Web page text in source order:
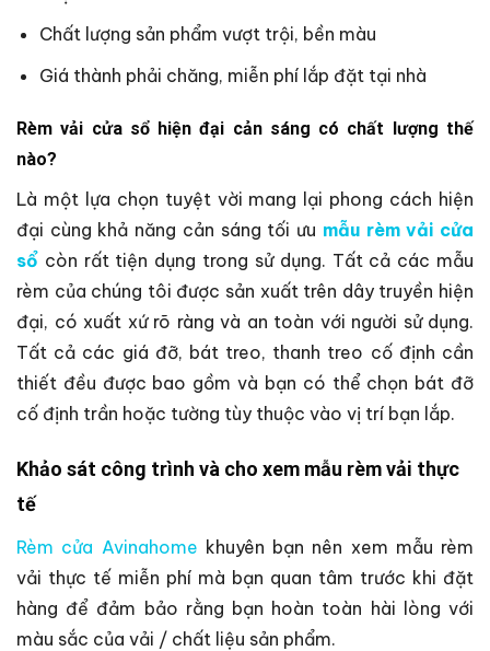
Chất lượng sản phẩm vượt trội, bền màu
Giá thành phải chăng, miễn phí lắp đặt tại nhà
Rèm vải cửa sổ hiện đại cản sáng có chất lượng thế
nào?
Là một lựa chọn tuyệt vời mang lại phong cách hiện
đại cùng khả năng cản sáng tối ưu mẫu rèm vải cửa
sổ còn rất tiện dụng trong sử dụng. Tất cả các mẫu
rèm của chúng tôi được sản xuất trên dây truyền hiện
đại, có xuất xứ rõ ràng và an toàn với người sử dụng.
Tất cả các giá đỡ, bát treo, thanh treo cố định cần
thiết đều được bao gồm và bạn có thể chọn bát đỡ
cố định trần hoặc tường tùy thuộc vào vị trí bạn lắp.
Khảo sát công trình và cho xem mẫu rèm vải thực
tế
Rèm cửa Avinahome khuyên bạn nên xem mẫu rèm
vải thực tế miễn phí mà bạn quan tâm trước khi đặt
hàng để đảm bảo rằng bạn hoàn toàn hài lòng với
màu sắc của vải / chất liệu sản phẩm.